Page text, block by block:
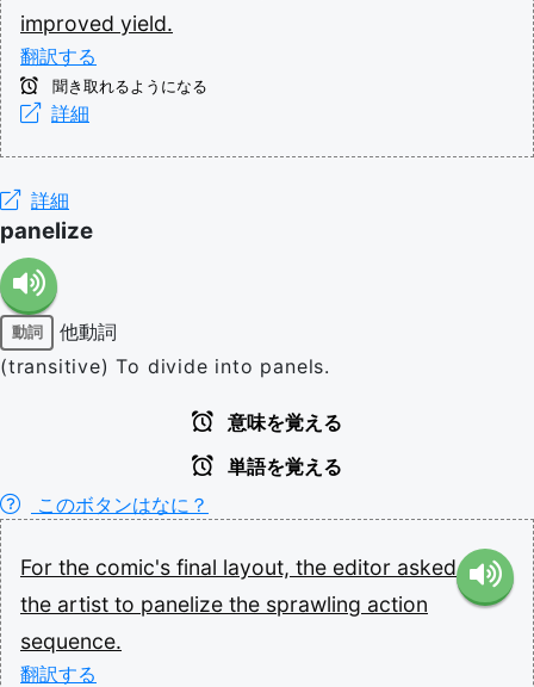
improved yield.
翻訳する
聞き取れるようになる
詳細
詳細
panelize
動詞
他動詞
(transitive) To divide into panels.
意味を覚える
単語を覚える
このボタンはなに？
For the comic's final layout, the editor asked
the artist to panelize the sprawling action
sequence.
翻訳する